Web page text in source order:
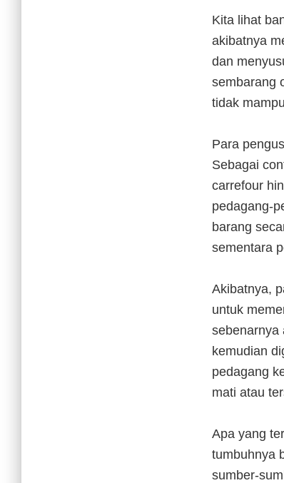
Kita lihat
akibatnya
dan
sembarang
tidak
Para
Sebagai
carrefour
pedagang-
barang
sementara
Akibatnya,
untuk
sebenarnya
kemudian
pedagang
mati atau
Apa yang
tumbuhnya
sumber-